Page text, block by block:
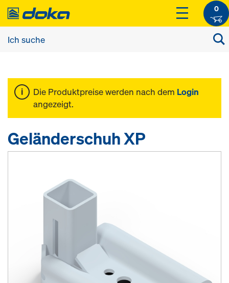
0
Die Produktpreise werden nach dem Login
angezeigt.
Geländerschuh XP